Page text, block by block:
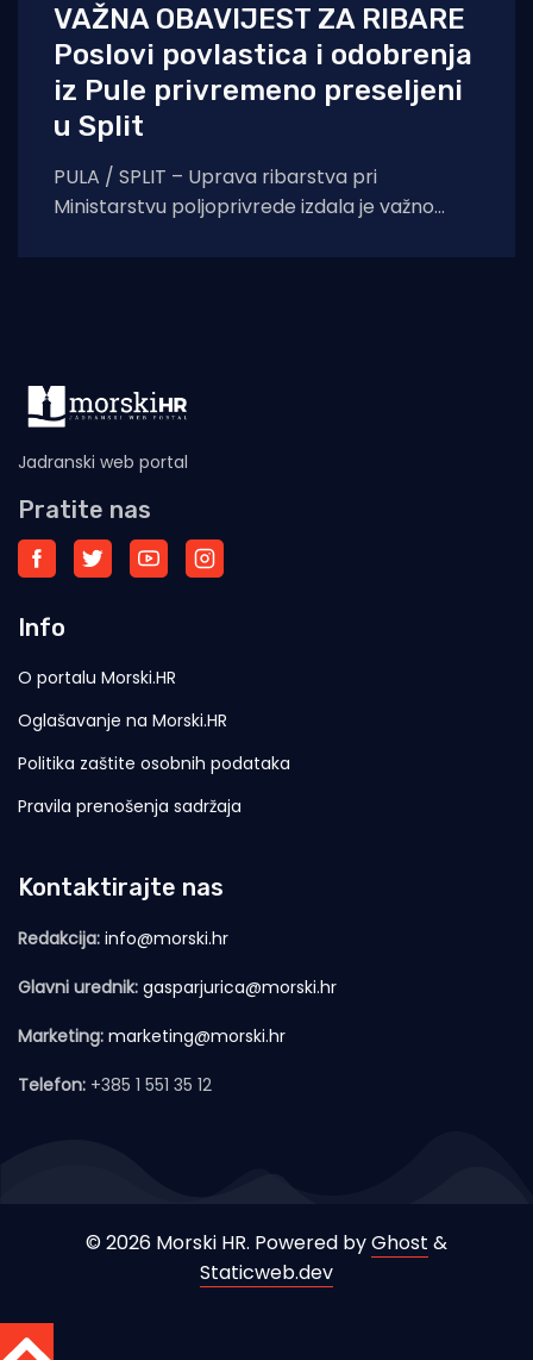
VAŽNA OBAVIJEST ZA RIBARE
Poslovi povlastica i odobrenja
iz Pule privremeno preseljeni
u Split
PULA / SPLIT – Uprava ribarstva pri
Ministarstvu poljoprivrede izdala je važno
Jadranski web portal
Pratite nas
Info
O portalu Morski.HR
Oglašavanje na Morski.HR
Politika zaštite osobnih podataka
Pravila prenošenja sadržaja
Kontaktirajte nas
Redakcija: info@morski.hr
Glavni urednik: gasparjurica@morski.hr
Marketing: marketing@morski.hr
Telefon: +385 1 551 35 12
© 2026 Morski HR. Powered byGhost &
Staticweb.dev